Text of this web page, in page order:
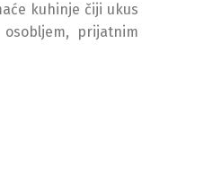
kuhinje čiji ukus
prijatnim